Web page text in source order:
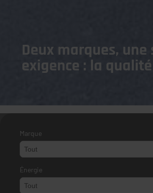
Deux marques, une
exigence : la
Marque
Énergie